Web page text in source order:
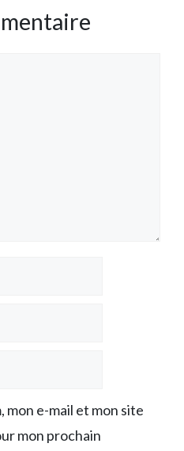
mon e-mail et mon site
mon prochain